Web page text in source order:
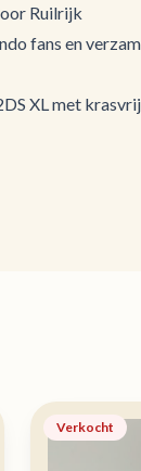
Ruilrijk
fans en
XL met
Verkocht